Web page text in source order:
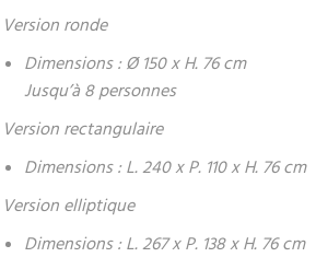
Version ronde
Dimensions : Ø 150 x H. 76 cm
Jusqu’à 8 personnes
Version rectangulaire
Dimensions : L. 240 x P. 110 x H. 76 cm
Version elliptique
Dimensions : L. 267 x P. 138 x H. 76 cm